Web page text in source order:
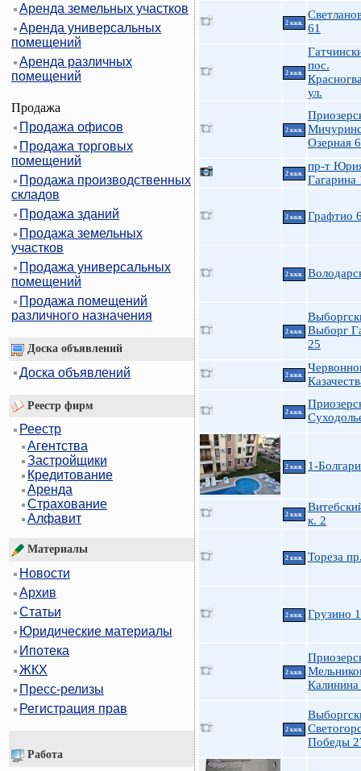
Аренда земельных участков
Аренда универсальных
помещений
Аренда различных
помещений
Продажа
Продажа офисов
Продажа торговых
помещений
Продажа производственных
складов
Продажа зданий
Продажа земельных
участков
Продажа универсальных
помещений
Продажа помещений
различного назначения
Доска объявлений
Доска объявлений
Реестр фирм
Реестр
Агентства
Застройщики
Кредитование
Аренда
Страхование
Алфавит
Материалы
Новости
Архив
Статьи
Юридические материалы
Ипотека
ЖКХ
Пресс-релизы
Регистрация прав
Работа
2 ккв.
61
2 ккв.
пос.
ул.
2 ккв.
Озерная 6
2 ккв.
пр-т
Гагарина
2 ккв. Графтио
2 ккв.
2 ккв.
Выборг
25
2 ккв.
2 ккв.
2 ккв. 1-
2 ккв.
к. 2
2 ккв. Тореза
2 ккв. Грузино 1
2 ккв.
Калинина
2 ккв.
Победы